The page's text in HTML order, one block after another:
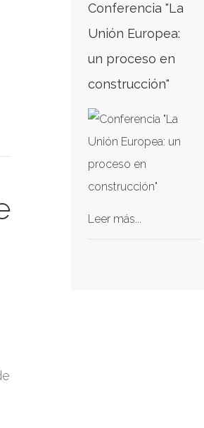
Conferencia "La
Unión Europea:
un proceso en
construcción"
Leer más...